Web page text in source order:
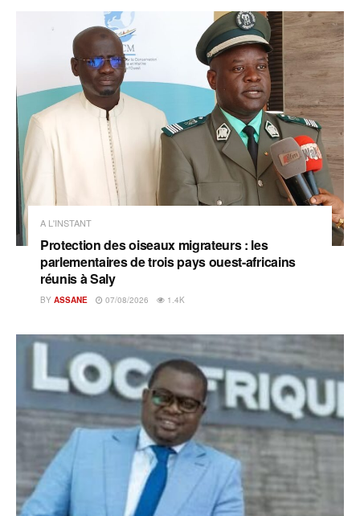
A L'INSTANT
Protection des oiseaux migrateurs : les
parlementaires de trois pays ouest-africains
réunis à Saly
BY ASSANE 07/08/2026 1.4K